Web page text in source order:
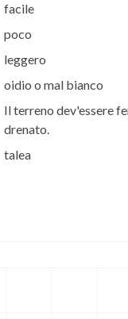
facile
poco
leggero
oidio o mal bianco
Il terreno dev'essere
drenato.
talea